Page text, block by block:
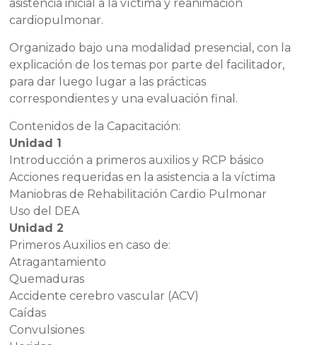
asistencia inicial a la víctima y reanimación
cardiopulmonar.
Organizado bajo una modalidad presencial, con la
explicación de los temas por parte del facilitador,
para dar luego lugar a las prácticas
correspondientes y una evaluación final.
Contenidos de la Capacitación:
Unidad 1
Introducción a primeros auxilios y RCP básico
Acciones requeridas en la asistencia a la víctima
Maniobras de Rehabilitación Cardio Pulmonar
Uso del DEA
Unidad 2
Primeros Auxilios en caso de:
Atragantamiento
Quemaduras
Accidente cerebro vascular (ACV)
Caídas
Convulsiones